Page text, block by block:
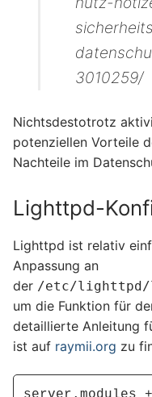
3010259/
Nichtsdestotrotz
potenziellen Vorteile
Nachteile im
Lighttpd-
Lighttpd ist relativ
Anpassung an
der /etc/lighttpd/
um die Funktion für
detaillierte Anleitung
ist auf raymii.org zu